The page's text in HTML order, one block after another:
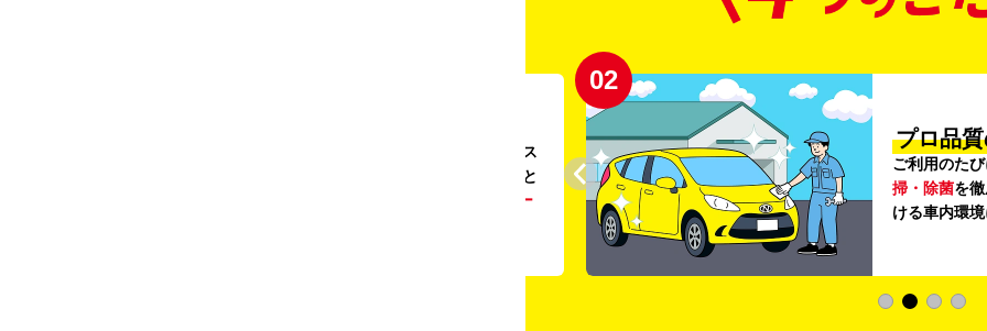
。ガソリンス
タンドや整備工場の既存インフラを活用すること
リー
02
プロ品
ご利用のた
掃・除菌を
ける車内環